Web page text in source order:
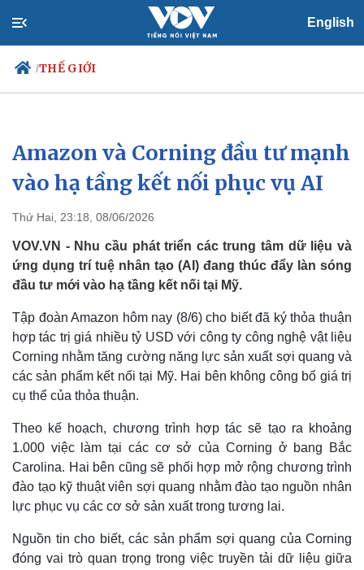
English
/THẾ GIỚI
Chính trị
Đảng
Tổ chức nhân sự
Nhận diện sự thật
Xã hội
Tin 24h
Dự báo thời tiết
Việc làm
Biển đảo
Amazon và Corning đầu tư mạnh
vào hạ tầng kết nối phục vụ AI
Thứ Hai, 23:18, 08/06/2026
VOV.VN - Nhu cầu phát triển các trung tâm dữ liệu và
ứng dụng trí tuệ nhân tạo (AI) đang thúc đẩy làn sóng
đầu tư mới vào hạ tầng kết nối tại Mỹ.
Tập đoàn Amazon hôm nay (8/6) cho biết đã ký thỏa thuận
hợp tác trị giá nhiều tỷ USD với công ty công nghệ vật liệu
Corning nhằm tăng cường năng lực sản xuất sợi quang và
các sản phẩm kết nối tại Mỹ. Hai bên không công bố giá trị
cụ thể của thỏa thuận.
Theo kế hoạch, chương trình hợp tác sẽ tạo ra khoảng
1.000 việc làm tại các cơ sở của Corning ở bang Bắc
Carolina. Hai bên cũng sẽ phối hợp mở rộng chương trình
đào tạo kỹ thuật viên sợi quang nhằm đào tạo nguồn nhân
lực phục vụ các cơ sở sản xuất trong tương lai.
Nguồn tin cho biết, các sản phẩm sợi quang của Corning
đóng vai trò quan trọng trong việc truyền tải dữ liệu giữa